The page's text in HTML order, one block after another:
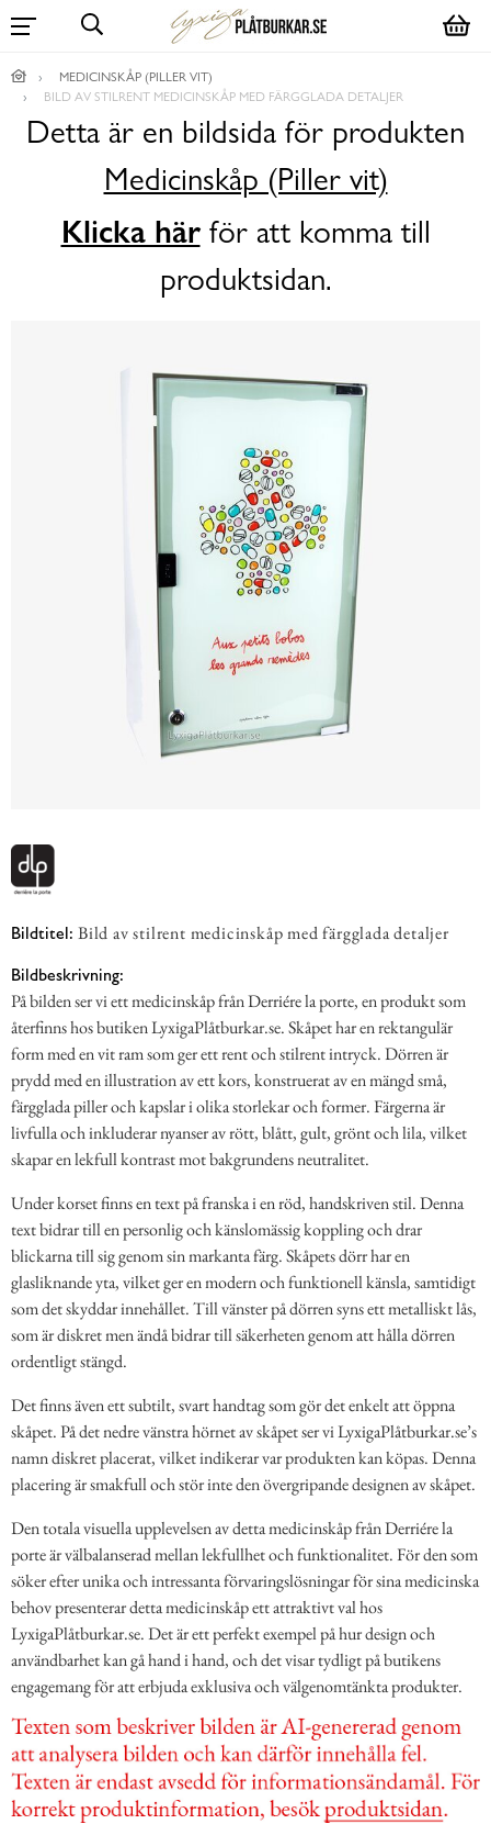
MEDICINSKÅP (PILLER VIT)
BILD AV STILRENT MEDICINSKÅP MED FÄRGGLADA DETALJER
Detta är en bildsida för produkten
Medicinskåp (Piller vit)
Klicka härför att komma till
produktsidan.
Bildtitel: Bild av stilrent medicinskåp med färgglada detaljer
Bildbeskrivning:
På bilden ser vi ett medicinskåp från Derriére la porte, en produkt som
återfinns hos butiken LyxigaPlåtburkar.se. Skåpet har en rektangulär
form med en vit ram som ger ett rent och stilrent intryck. Dörren är
prydd med en illustration av ett kors, konstruerat av en mängd små,
färgglada piller och kapslar i olika storlekar och former. Färgerna är
livfulla och inkluderar nyanser av rött, blått, gult, grönt och lila, vilket
skapar en lekfull kontrast mot bakgrundens neutralitet.
Under korset finns en text på franska i en röd, handskriven stil. Denna
text bidrar till en personlig och känslomässig koppling och drar
blickarna till sig genom sin markanta färg. Skåpets dörr har en
glasliknande yta, vilket ger en modern och funktionell känsla, samtidigt
som det skyddar innehållet. Till vänster på dörren syns ett metalliskt lås,
som är diskret men ändå bidrar till säkerheten genom att hålla dörren
ordentligt stängd.
Det finns även ett subtilt, svart handtag som gör det enkelt att öppna
skåpet. På det nedre vänstra hörnet av skåpet ser vi LyxigaPlåtburkar.se’s
namn diskret placerat, vilket indikerar var produkten kan köpas. Denna
placering är smakfull och stör inte den övergripande designen av skåpet.
Den totala visuella upplevelsen av detta medicinskåp från Derriére la
porte är välbalanserad mellan lekfullhet och funktionalitet. För den som
söker efter unika och intressanta förvaringslösningar för sina medicinska
behov presenterar detta medicinskåp ett attraktivt val hos
LyxigaPlåtburkar.se. Det är ett perfekt exempel på hur design och
användbarhet kan gå hand i hand, och det visar tydligt på butikens
engagemang för att erbjuda exklusiva och välgenomtänkta produkter.